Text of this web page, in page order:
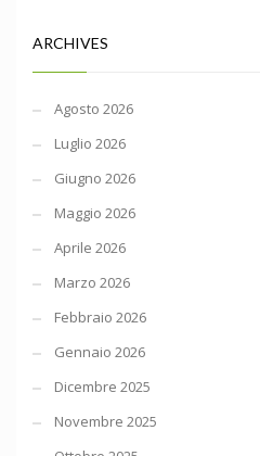
ARCHIVES
Agosto 2026
Luglio 2026
Giugno 2026
Maggio 2026
Aprile 2026
Marzo 2026
Febbraio 2026
Gennaio 2026
Dicembre 2025
Novembre 2025